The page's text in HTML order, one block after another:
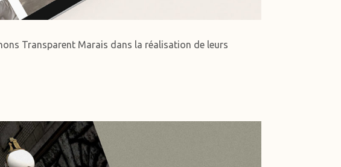
Transparent Marais dans la réalisation de leurs